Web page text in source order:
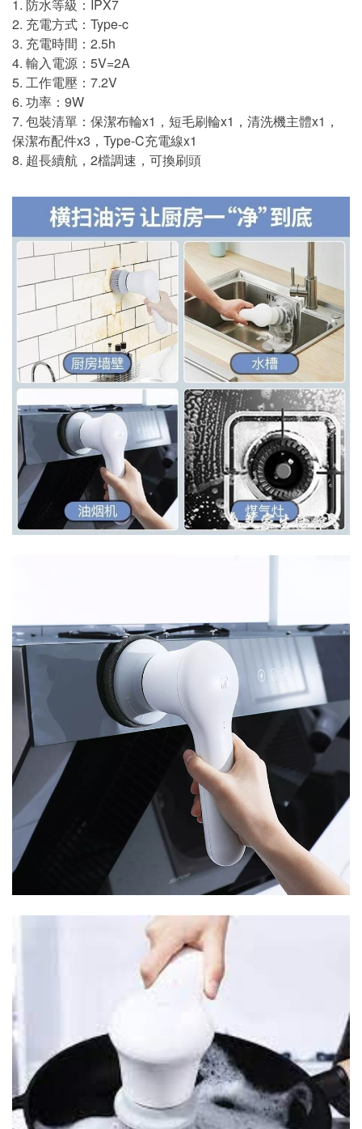
1. 防水等級：IPX7
2. 充電方式：Type-c
3. 充電時間：2.5h
4. 輸入電源：5V=2A
5. 工作電壓：7.2V
6. 功率：9W
7. 包裝清單：保潔布輪x1，短毛刷輪x1，清洗機主體x1，
保潔布配件x3，Type-C充電線x1
8. 超長續航，2檔調速，可換刷頭